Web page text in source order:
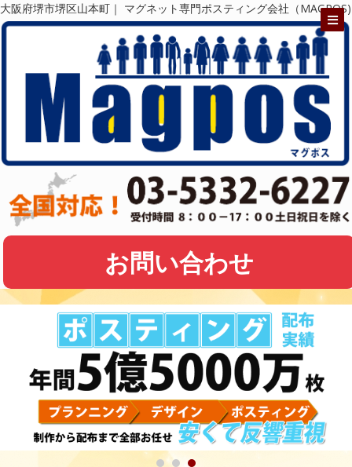
大阪府堺市堺区山本町｜ マグネット専門ポスティング会社（MAGPOS)
お問い合わせ